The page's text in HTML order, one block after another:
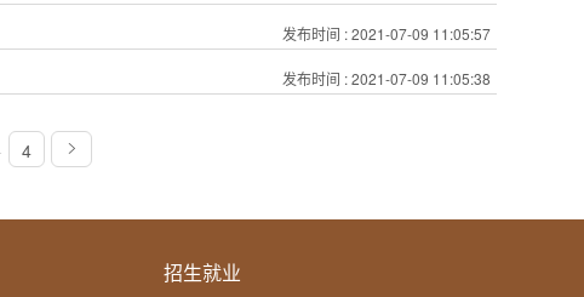
发布时间 : 2021-07-09 11:05:57
发布时间 : 2021-07-09 11:05:38
4
招生就业